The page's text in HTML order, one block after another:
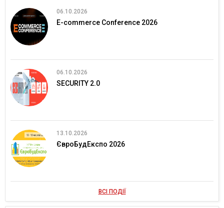
06.10.2026
E-commerce Conference 2026
06.10.2026
SECURITY 2.0
13.10.2026
ЄвроБудЕкспо 2026
ВСІ ПОДІЇ